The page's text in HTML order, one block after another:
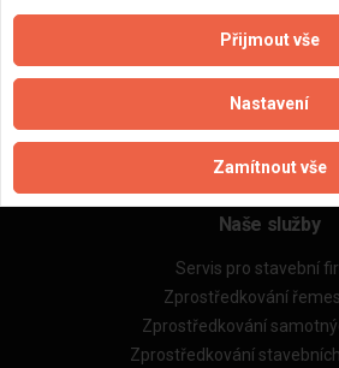
Zpracování a ochrana
Zásady pro používání
Obchodní podmínky
Obchodní podmínky
Reference
Naše excelové tabulky
Naše služby
Servis pro stavební
Zprostředkování
Zprostředkování
Zprostředkování
Přijmout vše
Nastavení
Zamítnout vše